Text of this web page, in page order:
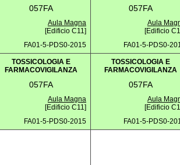
057FA
Aula Magna
[Edificio C11]
FA01-5-PDS0-2015
057FA
Aula
[Edificio
FA01-5-PDS0-
TOSSICOLOGIA E
FARMACOVIGILANZA
057FA
Aula Magna
[Edificio C11]
FA01-5-PDS0-2015
TOSSICOLOGIA E
FARMACOVIGILANZA
057FA
Aula
[Edificio
FA01-5-PDS0-